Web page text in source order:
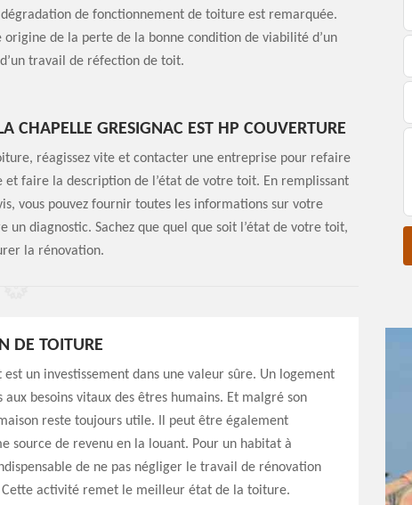
de fonctionnement de toiture est remarquée.
de la perte de la bonne condition de viabilité d’un
travail de réfection de toit.
CHAPELLE GRESIGNAC EST HP COUVERTURE
réagissez vite et contacter une entreprise pour refaire
faire la description de l’état de votre toit. En remplissant
vous pouvez fournir toutes les informations sur votre
diagnostic. Sachez que quel que soit l’état de votre toit,
la rénovation.
DE TOITURE
un investissement dans une valeur sûre. Un logement
aux besoins vitaux des êtres humains. Et malgré son
reste toujours utile. Il peut être également
source de revenu en la louant. Pour un habitat à
de ne pas négliger le travail de rénovation
activité remet le meilleur état de la toiture.